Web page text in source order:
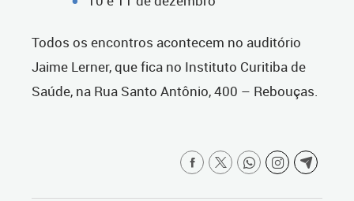
Todos os encontros acontecem no auditório
Jaime Lerner, que fica no Instituto Curitiba de
Saúde, na Rua Santo Antônio, 400 – Rebouças.